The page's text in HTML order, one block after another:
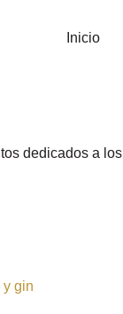
Inicio
dedicados a
y gin